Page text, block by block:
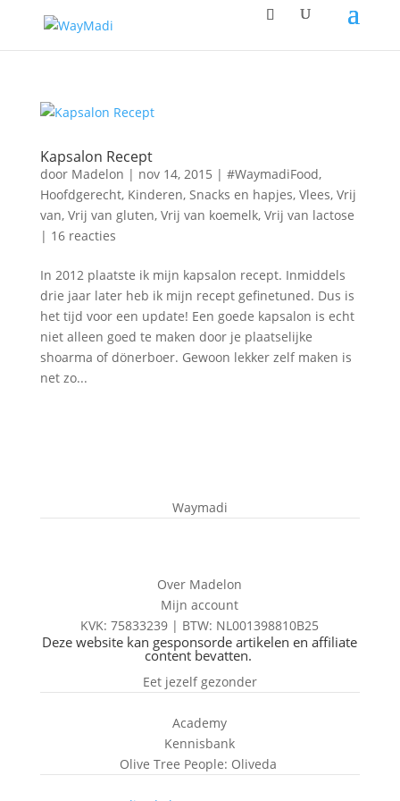
Kapsalon Recept
door Madelon | nov 14, 2015 | #WaymadiFood,
Hoofdgerecht, Kinderen, Snacks en hapjes, Vlees, Vrij
van, Vrij van gluten, Vrij van koemelk, Vrij van lactose
| 16 reacties
In 2012 plaatste ik mijn kapsalon recept. Inmiddels
drie jaar later heb ik mijn recept gefinetuned. Dus is
het tijd voor een update! Een goede kapsalon is echt
niet alleen goed te maken door je plaatselijke
shoarma of dönerboer. Gewoon lekker zelf maken is
net zo...
Waymadi
Over Madelon
Mijn account
KVK: 75833239 | BTW: NL001398810B25
Deze website kan gesponsorde artikelen en affiliate
content bevatten.
Eet jezelf gezonder
Academy
Kennisbank
Olive Tree People: Oliveda